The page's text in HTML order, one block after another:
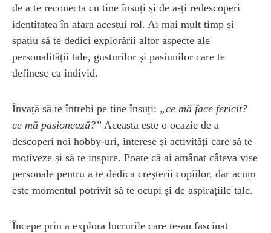
de a te reconecta cu tine însuți și de a-ți redescoperi
identitatea în afara acestui rol. Ai mai mult timp și
spațiu să te dedici explorării altor aspecte ale
personalității tale, gusturilor și pasiunilor care te
definesc ca individ.
Învață să te întrebi pe tine însuți: „ce mă face fericit?
ce mă pasionează?” Aceasta este o ocazie de a
descoperi noi hobby-uri, interese și activități care să te
motiveze și să te inspire. Poate că ai amânat câteva vise
personale pentru a te dedica creșterii copiilor, dar acum
este momentul potrivit să te ocupi și de aspirațiile tale.
Începe prin a explora lucrurile care te-au fascinat